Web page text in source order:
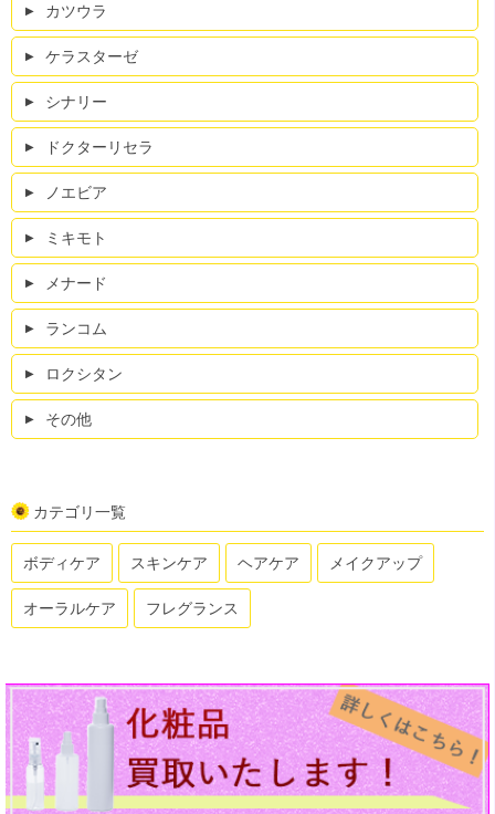
カツウラ
ケラスターゼ
シナリー
ドクターリセラ
ノエビア
ミキモト
メナード
ランコム
ロクシタン
その他
カテゴリ一覧
ボディケア スキンケア ヘアケア メイクアップ
オーラルケア フレグランス